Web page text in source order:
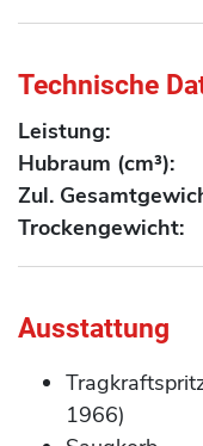
Technische
Leistung:
Hubraum (cm³):
Zul.
Trockengewicht:
Ausstattung
1966)